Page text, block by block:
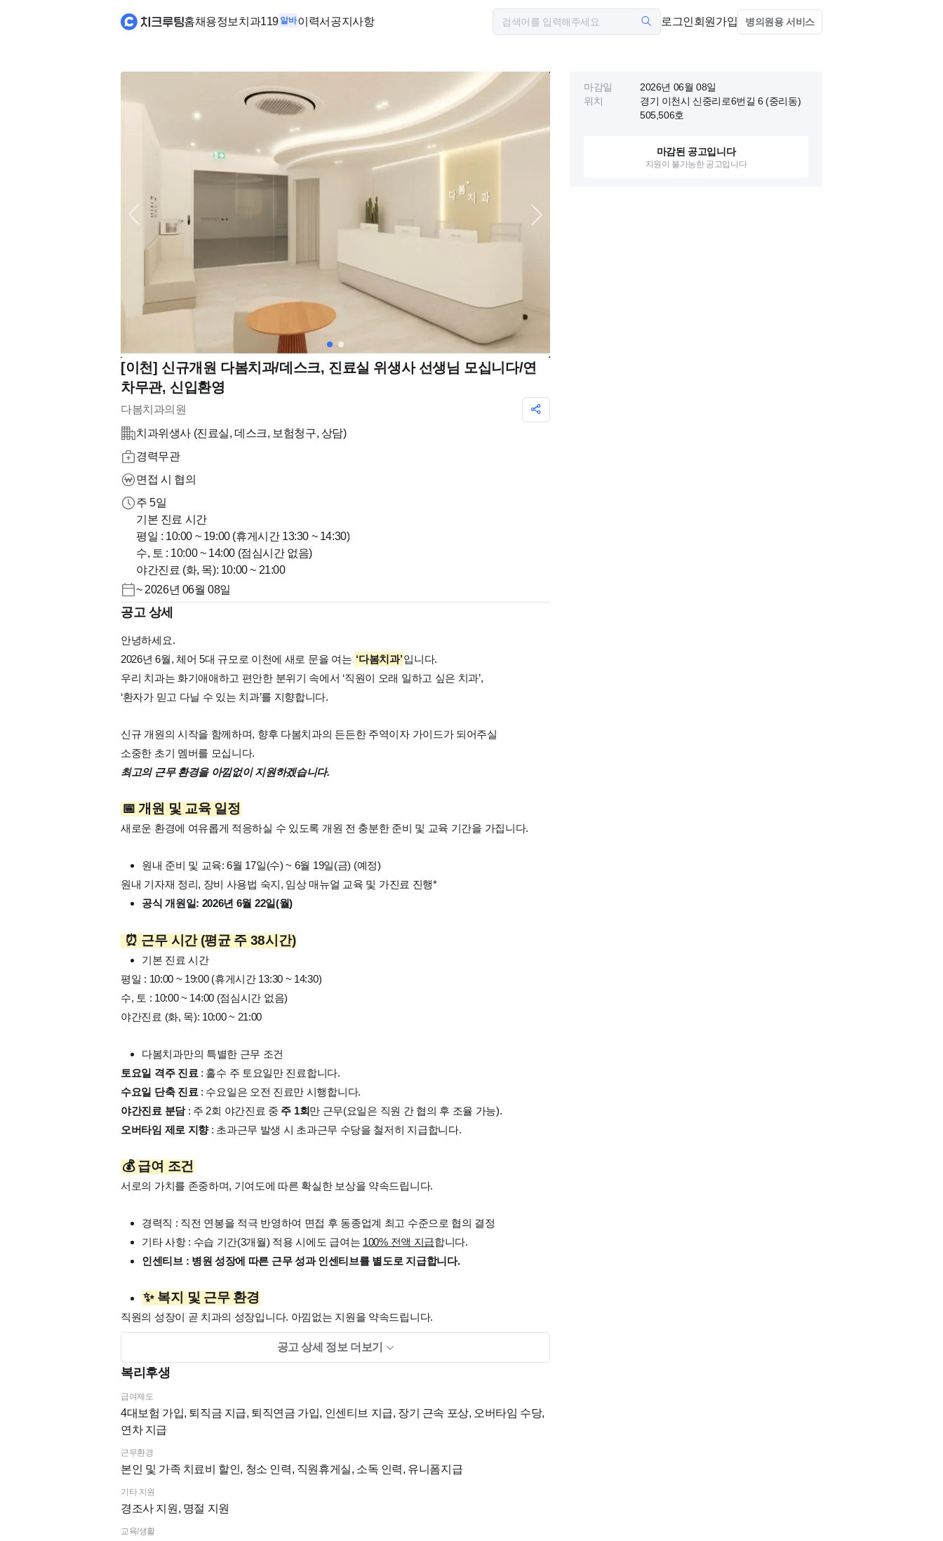
홈채용정보 치과119 알바이력서 공지사항 로그인회원가입 병의원용 서비스
[이천] 신규개원 다봄치과/데스크, 진료실 위생사 선생님 모십니다/연
차무관, 신입환영
다봄치과의원
치과위생사 (진료실, 데스크, 보험청구, 상담)
경력무관
면접 시 협의
주 5일
기본 진료 시간
평일 : 10:00 ~ 19:00 (휴게시간 13:30 ~ 14:30)
수, 토 : 10:00 ~ 14:00 (점심시간 없음)
야간진료 (화, 목): 10:00 ~ 21:00
~ 2026년 06월 08일
공고 상세
안녕하세요.
2026년 6월, 체어 5대 규모로 이천에 새로 문을 여는 ‘다봄치과’입니다.
우리 치과는 화기애애하고 편안한 분위기 속에서 ‘직원이 오래 일하고 싶은 치과’,
‘환자가 믿고 다닐 수 있는 치과’를 지향합니다.
신규 개원의 시작을 함께하며, 향후 다봄치과의 든든한 주역이자 가이드가 되어주실
소중한 초기 멤버를 모십니다.
최고의 근무 환경을 아낌없이 지원하겠습니다.
📅 개원 및 교육 일정
새로운 환경에 여유롭게 적응하실 수 있도록 개원 전 충분한 준비 및 교육 기간을 가집니다.
원내 준비 및 교육: 6월 17일(수) ~ 6월 19일(금) (예정)
원내 기자재 정리, 장비 사용법 숙지, 임상 매뉴얼 교육 및 가진료 진행*
공식 개원일: 2026년 6월 22일(월)
⏰ 근무 시간 (평균 주 38시간)
기본 진료 시간
평일 : 10:00 ~ 19:00 (휴게시간 13:30 ~ 14:30)
수, 토 : 10:00 ~ 14:00 (점심시간 없음)
야간진료 (화, 목): 10:00 ~ 21:00
다봄치과만의 특별한 근무 조건
토요일 격주 진료 : 홀수 주 토요일만 진료합니다.
수요일 단축 진료 : 수요일은 오전 진료만 시행합니다.
야간진료 분담: 주 2회 야간진료 중 주 1회만 근무(요일은 직원 간 협의 후 조율 가능).
오버타임 제로 지향 : 초과근무 발생 시 초과근무 수당을 철저히 지급합니다.
💰 급여 조건
서로의 가치를 존중하며, 기여도에 따른 확실한 보상을 약속드립니다.
경력직 : 직전 연봉을 적극 반영하여 면접 후 동종업계 최고 수준으로 협의 결정
기타 사항 : 수습 기간(3개월) 적용 시에도 급여는 100% 전액 지급합니다.
인센티브 : 병원 성장에 따른 근무 성과 인센티브를 별도로 지급합니다.
✨ 복지 및 근무 환경
직원의 성장이 곧 치과의 성장입니다. 아낌없는 지원을 약속드립니다.
편안한 휴식 보장 : 오직 휴식에만 집중할 수 있는독립된 직원 휴게실
든든한 식사 지원 : 맛있는 점심 및 야간 간식 제공 +
성장 지원 :
최첨단 임상 환경 : 가장 최신의트리오스 6 구강스캐너도입, 디지털 덴티스트리 환경 경험
가능
🙋‍♂️ 우대 및 자격요건
우대 사항 : 기존 덴트웹 프로그램 사용자 우대
자체 교육 시스템 : 덴트웹이나 보험청구가 익숙하지 않더라도 원내 교육 시스템을 통해 체
공고 상세 정보 더보기
복리후생
급여제도
4대보험 가입, 퇴직금 지급, 퇴직연금 가입, 인센티브 지급, 장기 근속 포상, 오버타임 수당,
연차 지급
근무환경
본인 및 가족 치료비 할인, 청소 인력, 직원휴게실, 소독 인력, 유니폼지급
기타 지원
경조사 지원, 명절 지원
교육/생활
마감일
2026년 06월 08일
위치
경기 이천시 신중리로6번길 6 (중리동)
505,506호
마감된 공고입니다
지원이 불가능한 공고입니다